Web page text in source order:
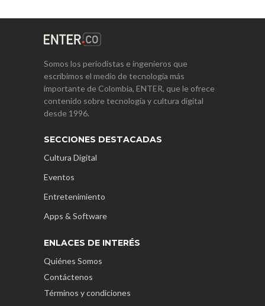
Somos los periodistas e ingenieros que
escribimos el medio de tecnología más
importante de Colombia, ENTER, que le ofrece
contenido sobre tecnología y cultura digital
desde 1996.
SECCIONES DESTACADAS
Cultura Digital
Eventos
Entretenimiento
Apps & Software
ENLACES DE INTERÉS
Quiénes Somos
Contáctenos
Términos y condiciones